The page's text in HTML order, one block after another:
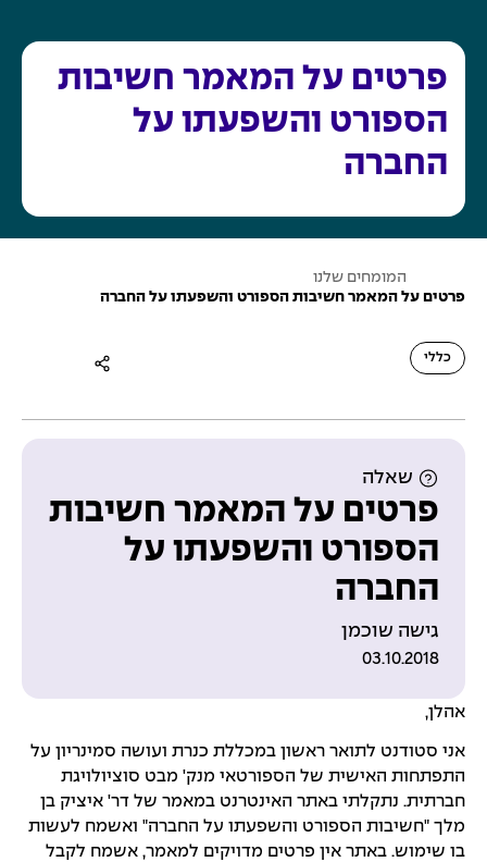
ש
פרטים על המאמר חשיבות
הספורט והשפעתו על
החברה
ו
ב
י
המומחים שלנו
פרטים על המאמר חשיבות הספורט והשפעתו על החברה
כללי
שאלה
פרטים על המאמר חשיבות
הספורט והשפעתו על
החברה
גישה שוכמן
03.10.2018
אהלן,
אני סטודנט לתואר ראשון במכללת כנרת ועושה סמינריון על
התפתחות האישית של הספורטאי מנק' מבט סוציולויגת
חברתית. נתקלתי באתר האינטרנט במאמר של דר' איציק בן
מלך "חשיבות הספורט והשפעתו על החברה" ואשמח לעשות
בו שימוש. באתר אין פרטים מדויקים למאמר, אשמח לקבל